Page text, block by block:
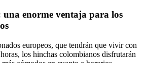
enorme ventaja para los
europeos, que tendrán que vivir con
los hinchas colombianos disfrutarán